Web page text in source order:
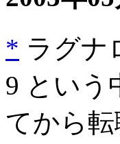
* ラグナ
9 という
てから転